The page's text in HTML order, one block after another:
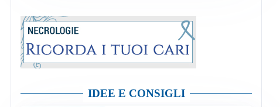
IDEE E CONSIGLI